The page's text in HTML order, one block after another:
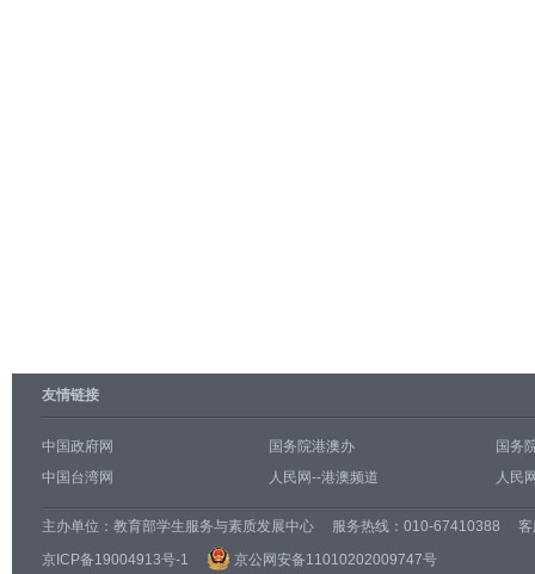
友情链接
中国政府网 国务院港澳办
国务
中国台湾网
人民网--港澳频道 人民
主办单位： 教育部学生服务与素质发展中心 服务热线：010-67410388 客
京ICP备19004913号-1
京公网安备11010202009747号